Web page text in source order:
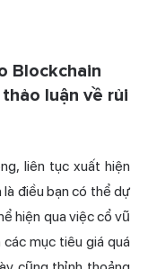
Blockchain
luận về rủi
liên tục xuất hiện
là điều bạn có thể dự
hiện qua việc cổ vũ
mục tiêu giá quá